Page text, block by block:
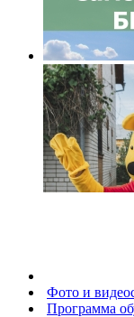
Фото и
Программа